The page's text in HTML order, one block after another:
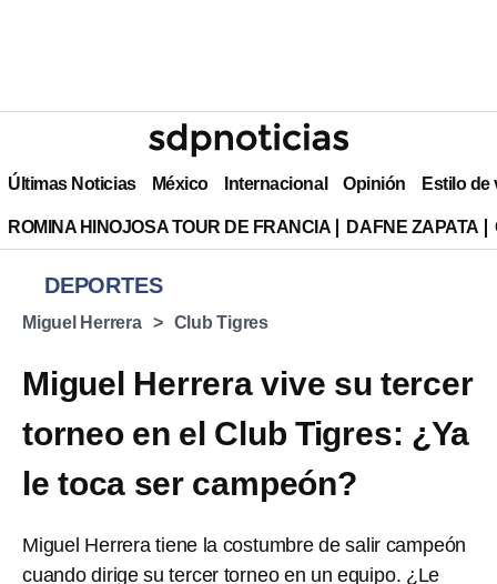
Últimas Noticias México Internacional Opinión Estilo de
ROMINA HINOJOSA TOUR DE FRANCIA DAFNE ZAPATA
DEPORTES
Miguel Herrera Club Tigres
Miguel Herrera vive su tercer
torneo en el Club Tigres: ¿Ya
le toca ser campeón?
Miguel Herrera tiene la costumbre de salir campeón
cuando dirige su tercer torneo en un equipo. ¿Le